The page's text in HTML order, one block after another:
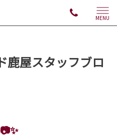
MENU
鹿屋スタッフブロ